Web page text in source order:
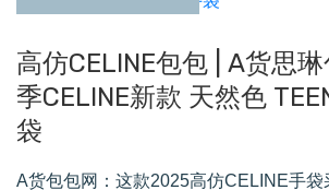
高仿CELINE包包 | A货思
季CELINE新款 天然色
袋
A货包包网：这款2025高仿CELINE手